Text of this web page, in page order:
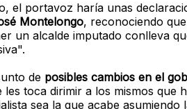
el portavoz haría unas
Montelongo, reconociendo
un alcalde imputado conlleva
de posibles cambios en el
toca dirimir a los mismos que
sea la que acabe asumiendo